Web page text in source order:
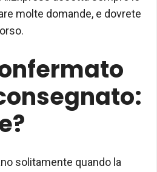
molte domande, e dovrete
solitamente quando la